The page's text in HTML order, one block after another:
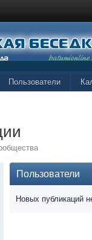
Пользователи
Пользователи
Новых публикаций